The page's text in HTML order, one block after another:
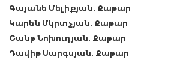
Գայանե Մելիքյան, Քաթար
Կարեն Մկրտչյան, Քաթար
Շանթ Նոխուդյան, Քաթար
Դավիթ Սարգսյան, Քաթար